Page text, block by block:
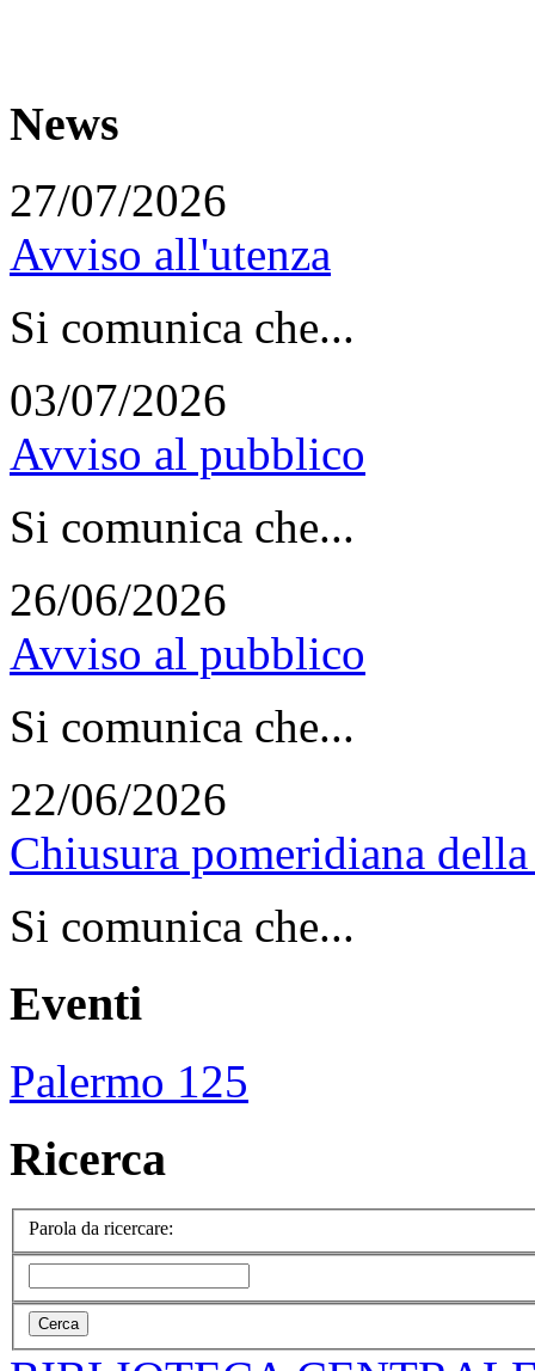
News
27/07/2026
Avviso all'utenza
Si comunica che...
03/07/2026
Avviso al pubblico
Si comunica che...
26/06/2026
Avviso al pubblico
Si comunica che...
22/06/2026
Chiusura pomeridiana
Si comunica che...
Eventi
Palermo 125
Ricerca
Parola da ricercare: